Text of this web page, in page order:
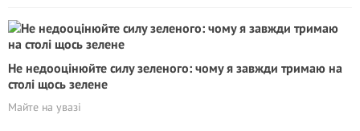
Не недооцінюйте силу зеленого: чому я завжди тримаю на
столі щось зелене
Майте на увазі